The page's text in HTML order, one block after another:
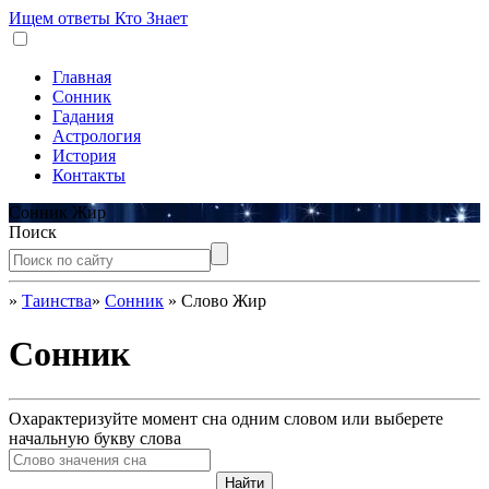
Ищем ответы Кто Знает
Главная
Сонник
Гадания
Астрология
История
Контакты
Сонник Жир
Поиск
» Таинства» Сонник » Слово Жир
Сонник
Охарактеризуйте момент сна одним словом или выберете
начальную букву слова